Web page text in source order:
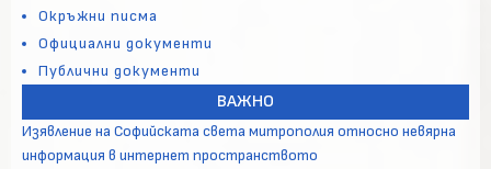
Окръжни писма
Официални документи
Публични документи
ВАЖНО
Изявление на Софийската света митрополия относно невярна
информация в интернет пространството